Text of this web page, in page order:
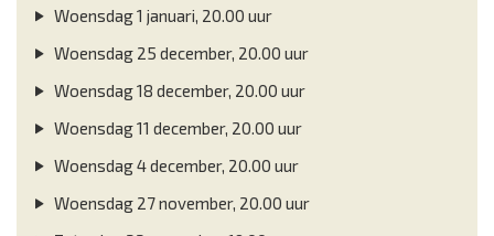
Woensdag 1 januari, 20.00 uur
Woensdag 25 december, 20.00 uur
Woensdag 18 december, 20.00 uur
Woensdag 11 december, 20.00 uur
Woensdag 4 december, 20.00 uur
Woensdag 27 november, 20.00 uur